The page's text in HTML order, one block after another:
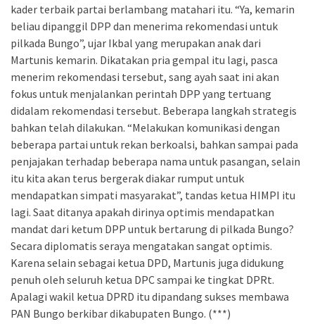
kader terbaik partai berlambang matahari itu. “Ya, kemarin
beliau dipanggil DPP dan menerima rekomendasi untuk
pilkada Bungo”, ujar Ikbal yang merupakan anak dari
Martunis kemarin. Dikatakan pria gempal itu lagi, pasca
menerim rekomendasi tersebut, sang ayah saat ini akan
fokus untuk menjalankan perintah DPP yang tertuang
didalam rekomendasi tersebut. Beberapa langkah strategis
bahkan telah dilakukan. “Melakukan komunikasi dengan
beberapa partai untuk rekan berkoalsi, bahkan sampai pada
penjajakan terhadap beberapa nama untuk pasangan, selain
itu kita akan terus bergerak diakar rumput untuk
mendapatkan simpati masyarakat”, tandas ketua HIMPI itu
lagi. Saat ditanya apakah dirinya optimis mendapatkan
mandat dari ketum DPP untuk bertarung di pilkada Bungo?
Secara diplomatis seraya mengatakan sangat optimis.
Karena selain sebagai ketua DPD, Martunis juga didukung
penuh oleh seluruh ketua DPC sampai ke tingkat DPRt.
Apalagi wakil ketua DPRD itu dipandang sukses membawa
PAN Bungo berkibar dikabupaten Bungo. (***)